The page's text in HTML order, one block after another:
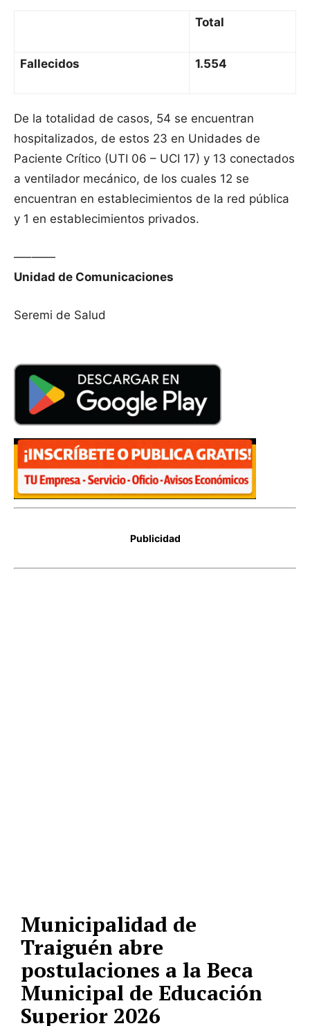
Total
Fallecidos 1.554
De la totalidad de casos, 54 se encuentran
hospitalizados, de estos 23 en Unidades de
Paciente Crítico (UTI 06 – UCI 17) y 13 conectados
a ventilador mecánico, de los cuales 12 se
encuentran en establecimientos de la red pública
y 1 en establecimientos privados.
—–——
Unidad de Comunicaciones
Seremi de Salud
Publicidad